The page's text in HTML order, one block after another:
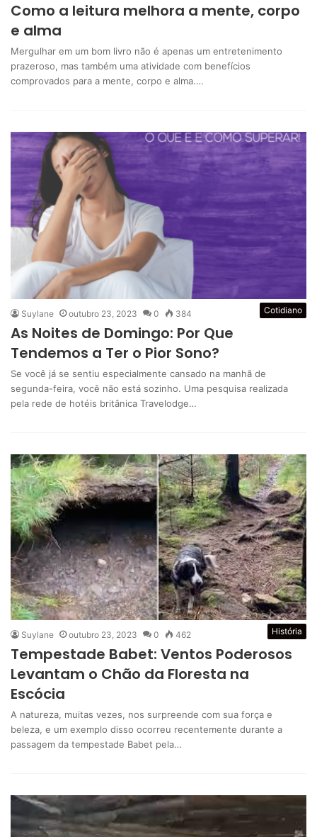
Como a leitura melhora a mente, corpo
e alma
Mergulhar em um bom livro não é apenas um entretenimento
prazeroso, mas também uma atividade com benefícios
comprovados para a mente, corpo e alma.…
Cotidiano
Suylane outubro 23, 2023 0 384
As Noites de Domingo: Por Que
Tendemos a Ter o Pior Sono?
Se você já se sentiu especialmente cansado na manhã de
segunda-feira, você não está sozinho. Uma pesquisa realizada
pela rede de hotéis britânica Travelodge…
História
Suylane outubro 23, 2023 0 462
Tempestade Babet: Ventos Poderosos
Levantam o Chão da Floresta na
Escócia
A natureza, muitas vezes, nos surpreende com sua força e
beleza, e um exemplo disso ocorreu recentemente durante a
passagem da tempestade Babet pela…